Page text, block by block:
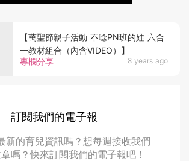
專欄分享 8 years ago
【萬聖節親子活動 不唸PN班的娃 六合
一教材組合（內含VIDEO）】
訂閱我們的電子報
新的育兒資訊嗎？想每週接收我們
嗎？快來訂閱我們的電子報吧！